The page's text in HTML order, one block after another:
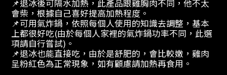
📌退冰後可隔水加熱，此產品跟雞胸肉不同，他不太
會柴，根據自己喜好提高加熱程度。
📌可用氣炸鍋，依照每個人使用的知識去調整，基本
上都很好吃(由於每個人家裡的氣炸鍋功率不同，此選
項請自行嘗試)。
📌退冰也能直接吃，由於是舒肥的，會比較嫩，雞肉
呈粉紅色為正常現象，如有顧慮請加熱再食用。